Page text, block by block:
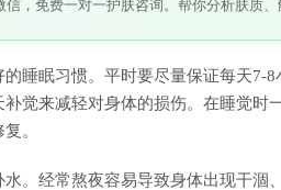
信，免费一对一护肤咨询。帮你分析肤质
睡眠习惯。平时要尽量保证每天7-
觉来减轻对身体的损伤。在睡觉
。
。经常熬夜容易导致身体出现干